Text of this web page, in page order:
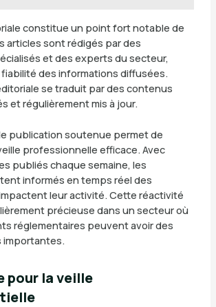
constitue un point fort notable de
articles sont rédigés par des
et des experts du secteur,
des informations diffusées.
se traduit par des contenus
et régulièrement mis à jour.
publication soutenue permet de
professionnelle efficace. Avec
publiés chaque semaine, les
informés en temps réel des
leur activité. Cette réactivité
précieuse dans un secteur où
réglementaires peuvent avoir des
importantes.
pour la veille